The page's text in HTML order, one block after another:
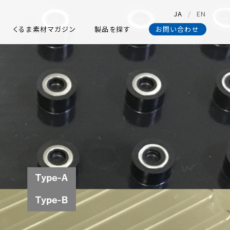
JA
EN
くるま素材マガジン
くるま素材マガジン
製品を探す
製品を探す
お問い合わせ
お問い合わせ